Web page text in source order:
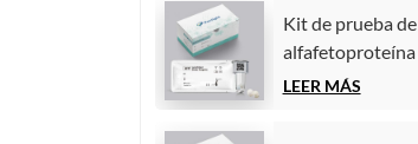
citoqueratina 19)
(inmunoensayo
de
Kit de prueba de
alfafetoproteína
(AFP) (marcador
LEER MÁS